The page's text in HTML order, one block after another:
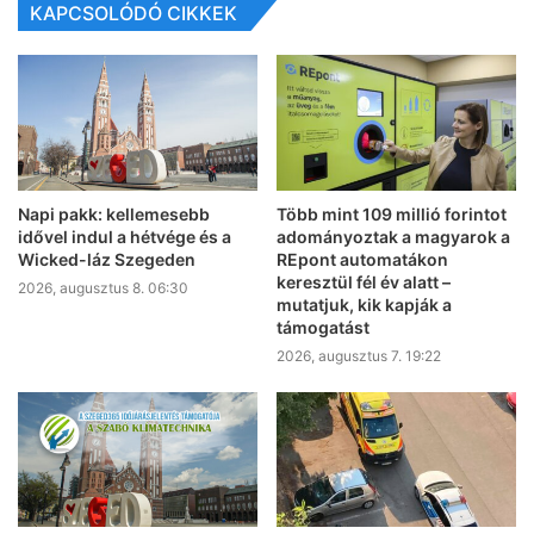
KAPCSOLÓDÓ CIKKEK
Napi pakk: kellemesebb
idővel indul a hétvége és a
Wicked-láz Szegeden
2026, augusztus 8. 06:30
Több mint 109 millió forintot
adományoztak a magyarok a
REpont automatákon
keresztül fél év alatt –
mutatjuk, kik kapják a
támogatást
2026, augusztus 7. 19:22